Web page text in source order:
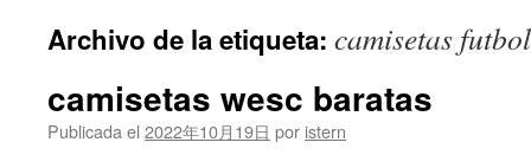
contenido
Archivo de la etiqueta: camisetas
camisetas wesc baratas
Publicada el 2022年10月19日 por istern